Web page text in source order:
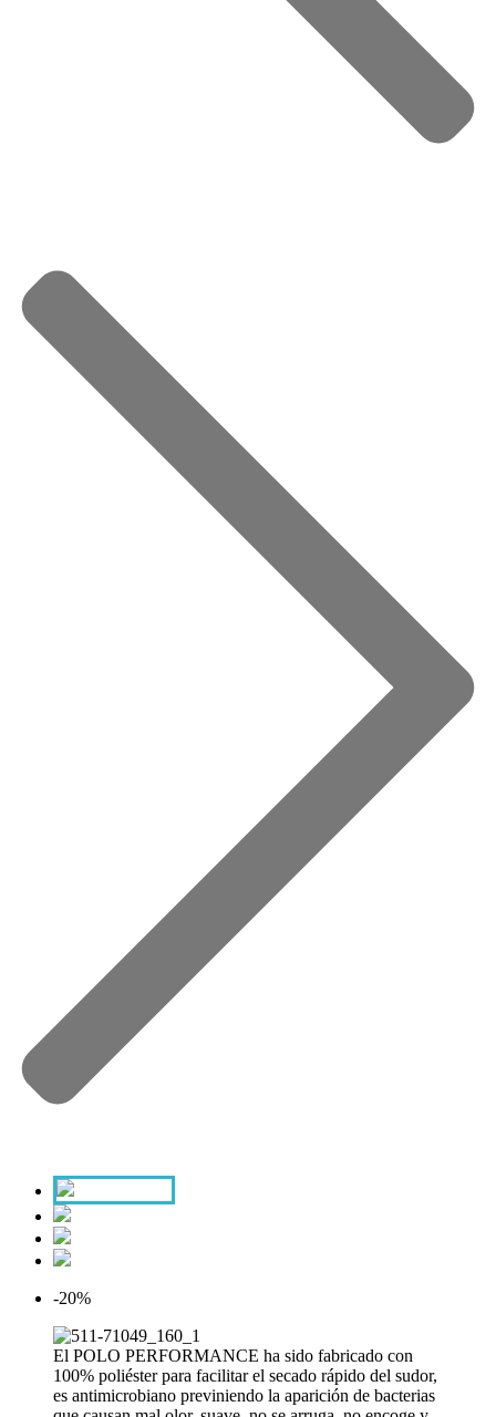
-20%
El POLO PERFORMANCE ha sido fabricado con
100% poliéster para facilitar el secado rápido del sudor,
es antimicrobiano previniendo la aparición de bacterias